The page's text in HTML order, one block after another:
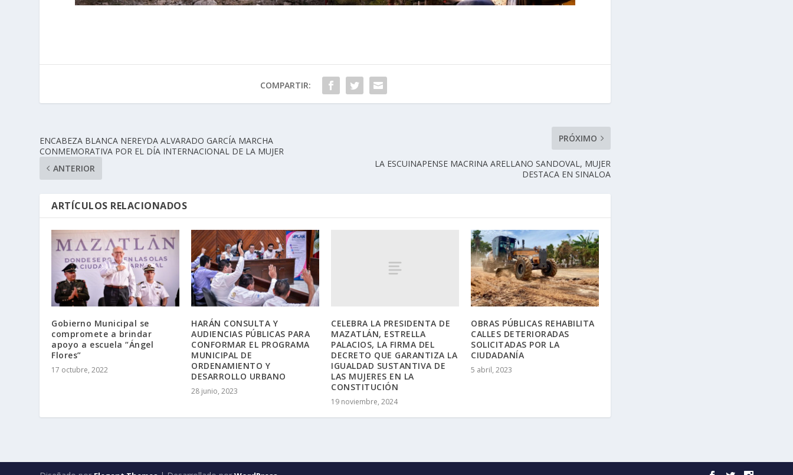
COMPARTIR:
ENCABEZA BLANCA NEREYDA ALVARADO GARCÍA MARCHA
CONMEMORATIVA POR EL DÍA INTERNACIONAL DE LA MUJER
ANTERIOR
PRÓXIMO
LA ESCUINAPENSE MACRINA ARELLANO SANDOVAL, MUJER
DESTACA EN SINALOA
ARTÍCULOS RELACIONADOS
Gobierno Municipal se
compromete a brindar
apoyo a escuela “Ángel
Flores”
17 octubre, 2022
HARÁN CONSULTA Y
AUDIENCIAS PÚBLICAS PARA
CONFORMAR EL PROGRAMA
MUNICIPAL DE
ORDENAMIENTO Y
DESARROLLO URBANO
28 junio, 2023
CELEBRA LA PRESIDENTA DE
MAZATLÁN, ESTRELLA
PALACIOS, LA FIRMA DEL
DECRETO QUE GARANTIZA LA
IGUALDAD SUSTANTIVA DE
LAS MUJERES EN LA
CONSTITUCIÓN
19 noviembre, 2024
OBRAS PÚBLICAS REHABILITA
CALLES DETERIORADAS
SOLICITADAS POR LA
CIUDADANÍA
5 abril, 2023